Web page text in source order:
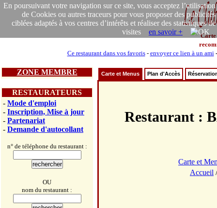
En poursuivant votre navigation sur ce site, vous acceptez l’utilisation
de Cookies ou autres traceurs pour vous proposer des publicités
ciblées adaptés à vos centres d’intérêts et réaliser des statistiques de
visites en savoir +
Carte
Ce restaurant dans vos favoris- envoyer ce lien à un ami
ZONE MEMBRE
RESTAURATEURS
- Mode d'emploi
- Inscription, Mise à jour
- Partenariat
- Demande d'autocollant
n° de téléphone du restaurant :
OU
nom du restaurant :
Carte et Menus Plan d'Accès
Restaurant :
Carte et
Accueil